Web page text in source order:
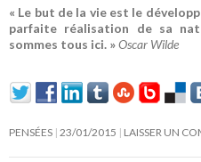
« Le but de la vie est le
parfaite réalisation de sa
sommes tous ici. »Oscar Wilde
PENSÉES 23/01/2015 LAISSER UN